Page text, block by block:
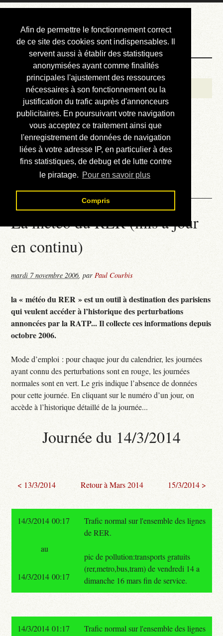
Afin de permettre le fonctionnement correct
de ce site des cookies sont indispensables. Il
servent aussi à établir des statistiques
anonymisées ayant comme finalités
principales l'ajustement des ressources
nécessaires à son fonctionnement ou la
justification du trafic auprès d'annonceurs
publicitaires. En poursuivant votre navigation
vous acceptez ce traitement ainsi que
l'enregistrement de données de navigation
liées à votre adresse IP, en particulier à des
fins statistiques, de debug et de lutte contre
le piratage. Pour en savoir plus
Compris
Courbis, « LE »
Blog Officiel
Bienvenue
Réalisations
Divers (et d’été)
Annonces
Liens externes
Téléchargement
Contact
La météo du RER (mis à jour
en continu)
mardi 7 novembre 2006,parPaul Courbis
la « météo du RER » est un outil à destination des parisiens
qui veulent accéder à l’historique des perturbations
annoncées par la RATP... Il collecte ces informations depuis
octobre 2006.
Mode d’emploi : pour chaque jour du calendrier, les journées
ayant connu des perturbations sont en rouge, les journées
normales sont en vert. Le gris indique l’absence de données
pour cette journée. En cliquant sur le numéro d’un jour, on
accède à l’historique détaillé de la journée...
Journée du 14/3/2014
< 13/3/2014 Retour à Mars 2014 15/3/2014 >
14/3/2014 00:17
Trafic normal sur l'ensemble des lignes
de RER.
pic de pollution:transports gratuits
(rer,metro,bus,tram) de vendredi 14 a
dimanche 16 mars fin de service.
au
14/3/2014 00:17
14/3/2014 01:17
Trafic normal sur l'ensemble des lignes